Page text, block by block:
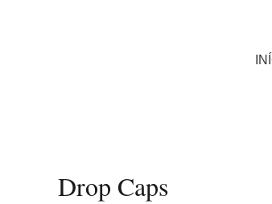
Drop Caps